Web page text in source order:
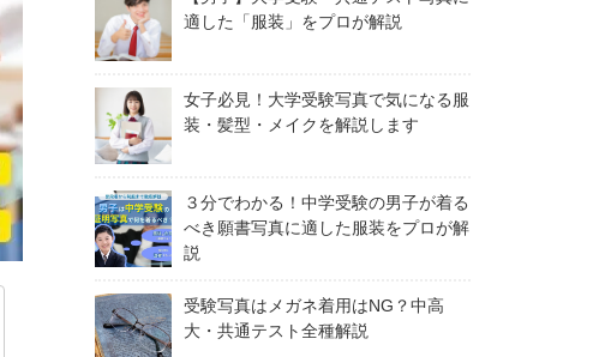
適した「服装」をプロが解説
女子必見！大学受験写真で気になる服
装・髪型・メイクを解説します
３分でわかる！中学受験の男子が着る
べき願書写真に適した服装をプロが解
説
受験写真はメガネ着用はNG？中高
大・共通テスト全種解説